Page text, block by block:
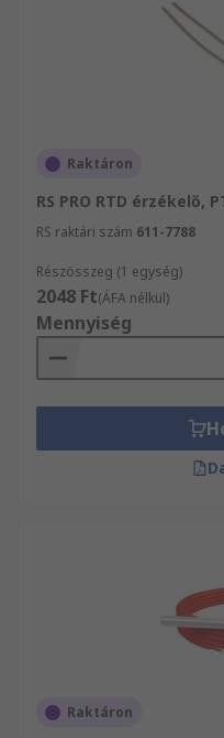
Raktáron
RS PRO RTD érzékelő,
RS raktári szám 611-7788
Részösszeg (1 egység)
2048 Ft(ÁFA nélkül)
Mennyiség
Raktáron